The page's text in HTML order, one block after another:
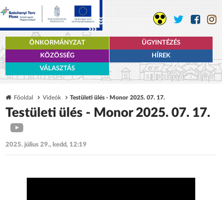
ÖNKORMÁNYZAT
ÜGYINTÉZÉS
KÖZÖSSÉG
HÍREK
VÁLASZTÁS
Főoldal Videók Testületi ülés - Monor 2025. 07. 17.
Testületi ülés - Monor 2025. 07. 17.
2025. július 29., kedd, 12:19